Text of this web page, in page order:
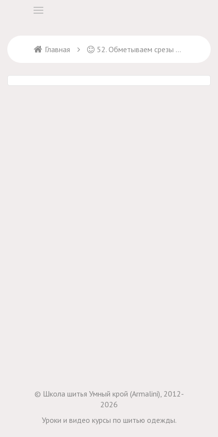
Главная 52. Обметываем срезы деталей
© Школа шитья Умный крой (Armalini), 2012-
2026
Уроки и видео курсы по шитью одежды.